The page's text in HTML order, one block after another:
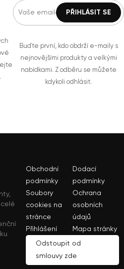
Buďte první, kdo obdrží e-maily s
nejnovějšími produkty a velkými
nabídkami. Z odběru se můžete
kdykoli odhlásit.
Obchodní
podmínky
Dodací
podmínky
Soubory
cookies na
stránce
Ochrana
osobních
údajů
Přihlášení
Mapa stránky
Odstoupit od
smlouvy zde